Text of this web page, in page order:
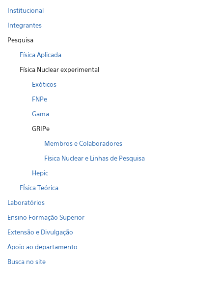
Institucional
Integrantes
Pesquisa
Física Aplicada
Física Nuclear experimental
Exóticos
FNPe
Gama
GRIPe
Membros e Colaboradores
Física Nuclear e Linhas de Pesquisa
Hepic
FÍsica Teórica
Laboratórios
Ensino Formação Superior
Extensão e Divulgação
Apoio ao departamento
Busca no site